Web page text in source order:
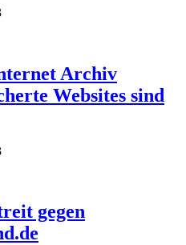
Archiv
Websites sind
gegen